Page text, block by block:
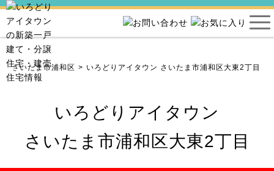
さいたま市浦和区 いろどりアイタウン さいたま市浦和区大東2丁目
いろどりアイタウン
さいたま市浦和区大東2丁目